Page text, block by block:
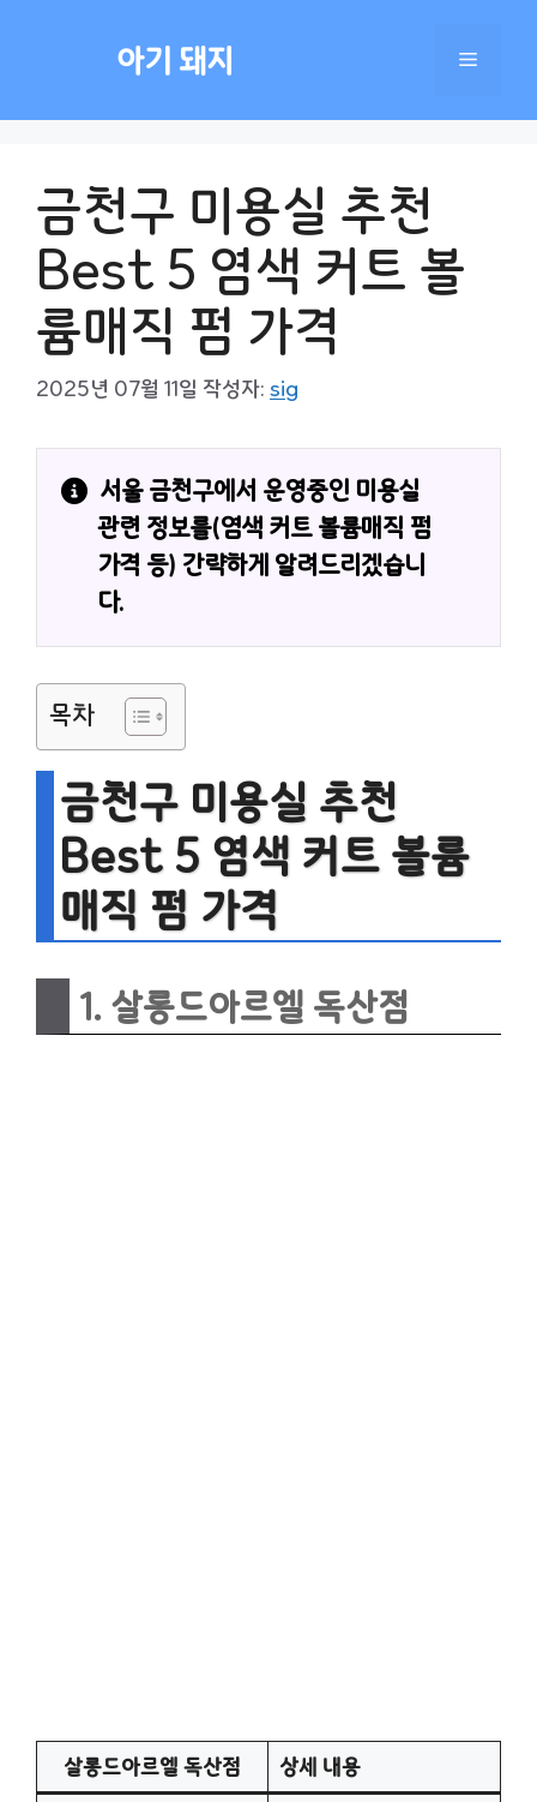
아기 돼지 메
금천구 미용실 추천
Best 5 염색 커트 볼
륨매직 펌 가격
2025년 07월 11일 작성자: sig
서울 금천구에서 운영중인 미용실
관련 정보를(염색 커트 볼륨매직 펌
가격 등) 간략하게 알려드리겠습니
다.
목차
금천구 미용실 추천
Best 5 염색 커트 볼륨
매직 펌 가격
1. 살롱드아르엘 독산점
살롱드아르엘 독산점 상세 내용